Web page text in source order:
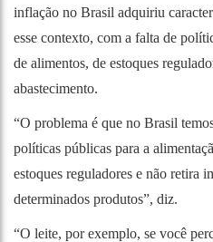
inflação no Brasil adquiriu
esse contexto, com a falta de
de alimentos, de estoques
abastecimento.
“O problema é que no Brasil
políticas públicas para a
estoques reguladores e não retira
determinados produtos”, diz.
“O leite, por exemplo, se você